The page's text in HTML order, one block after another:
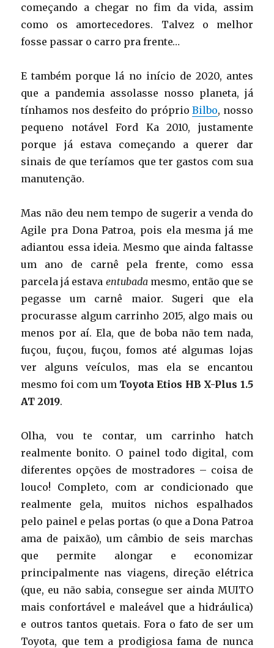
começando a chegar no fim da vida, assim
como os amortecedores. Talvez o melhor
fosse passar o carro pra frente…
E também porque lá no início de 2020, antes
que a pandemia assolasse nosso planeta, já
tínhamos nos desfeito do próprioBilbo, nosso
pequeno notável Ford Ka 2010, justamente
porque já estava começando a querer dar
sinais de que teríamos que ter gastos com sua
manutenção.
Mas não deu nem tempo de sugerir a venda do
Agile pra Dona Patroa, pois ela mesma já me
adiantou essa ideia. Mesmo que ainda faltasse
um ano de carnê pela frente, como essa
parcela já estava entubadamesmo, então que se
pegasse um carnê maior. Sugeri que ela
procurasse algum carrinho 2015, algo mais ou
menos por aí. Ela, que de boba não tem nada,
fuçou, fuçou, fuçou, fomos até algumas lojas
ver alguns veículos, mas ela se encantou
mesmo foi com um Toyota Etios HB X-Plus 1.5
AT 2019.
Olha, vou te contar, um carrinho hatch
realmente bonito. O painel todo digital, com
diferentes opções de mostradores – coisa de
louco! Completo, com ar condicionado que
realmente gela, muitos nichos espalhados
pelo painel e pelas portas (o que a Dona Patroa
ama de paixão), um câmbio de seis marchas
que permite alongar e economizar
principalmente nas viagens, direção elétrica
(que, eu não sabia, consegue ser ainda MUITO
mais confortável e maleável que a hidráulica)
e outros tantos quetais. Fora o fato de ser um
Toyota, que tem a prodigiosa fama de nunca